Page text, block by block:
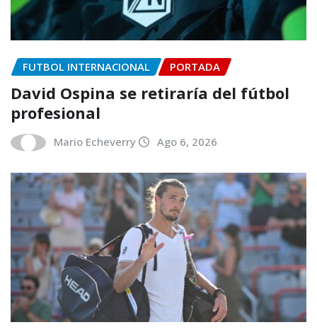
FUTBOL INTERNACIONAL PORTADA
David Ospina se retiraría del fútbol
profesional
Mario Echeverry Ago 6, 2026